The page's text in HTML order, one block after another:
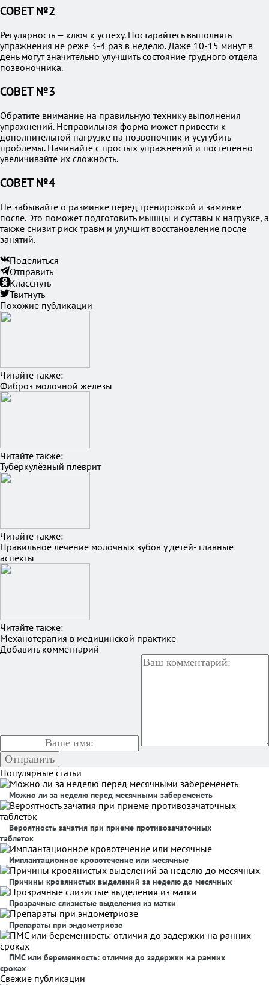
СОВЕТ №2
Регулярность — ключ к успеху. Постарайтесь выполнять
упражнения не реже 3-4 раз в неделю. Даже 10-15 минут в
день могут значительно улучшить состояние грудного отдела
позвоночника.
СОВЕТ №3
Обратите внимание на правильную технику выполнения
упражнений. Неправильная форма может привести к
дополнительной нагрузке на позвоночник и усугубить
проблемы. Начинайте с простых упражнений и постепенно
увеличивайте их сложность.
СОВЕТ №4
Не забывайте о разминке перед тренировкой и заминке
после. Это поможет подготовить мышцы и суставы к нагрузке, а
также снизит риск травм и улучшит восстановление после
занятий.
Поделиться
Отправить
Класснуть
Твитнуть
Похожие публикации
Читайте также:
Фиброз молочной железы
Читайте также:
Туберкулёзный плеврит
Читайте также:
Правильное лечение молочных зубов у детей- главные
аспекты
Читайте также:
Механотерапия в медицинской практике
Добавить комментарий
Популярные статьи
Можно ли за неделю перед месячными забеременеть
Вероятность зачатия при приеме противозачаточных
таблеток
Имплантационное кровотечение или месячные
Причины кровянистых выделений за неделю до месячных
Прозрачные слизистые выделения из матки
Препараты при эндометриозе
ПМС или беременность: отличия до задержки на ранних
сроках
Свежие публикации